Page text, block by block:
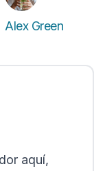
Alex Green
aquí,